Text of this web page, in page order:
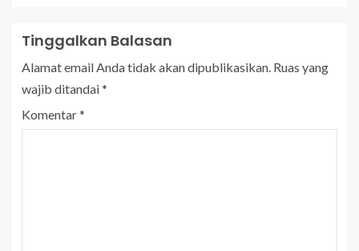
Tinggalkan Balasan
Alamat email Anda tidak akan dipublikasikan. Ruas yang
wajib ditandai*
Komentar*